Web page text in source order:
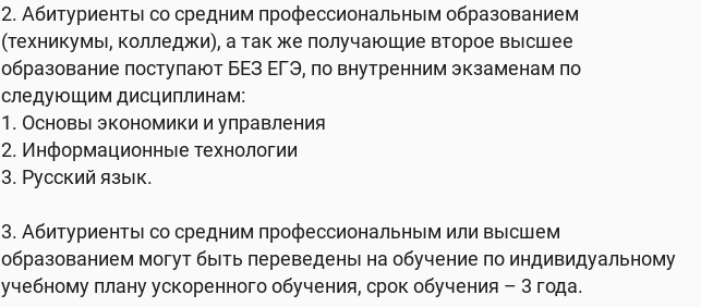
2. Абитуриенты со средним профессиональным образованием
(техникумы, колледжи), а так же получающие второе высшее
образование поступают БЕЗ ЕГЭ, по внутренним экзаменам по
следующим дисциплинам:
1. Основы экономики и управления
2. Информационные технологии
3. Русский язык.
3. Абитуриенты со средним профессиональным или высшем
образованием могут быть переведены на обучение по индивидуальному
учебному плану ускоренного обучения, срок обучения – 3 года.